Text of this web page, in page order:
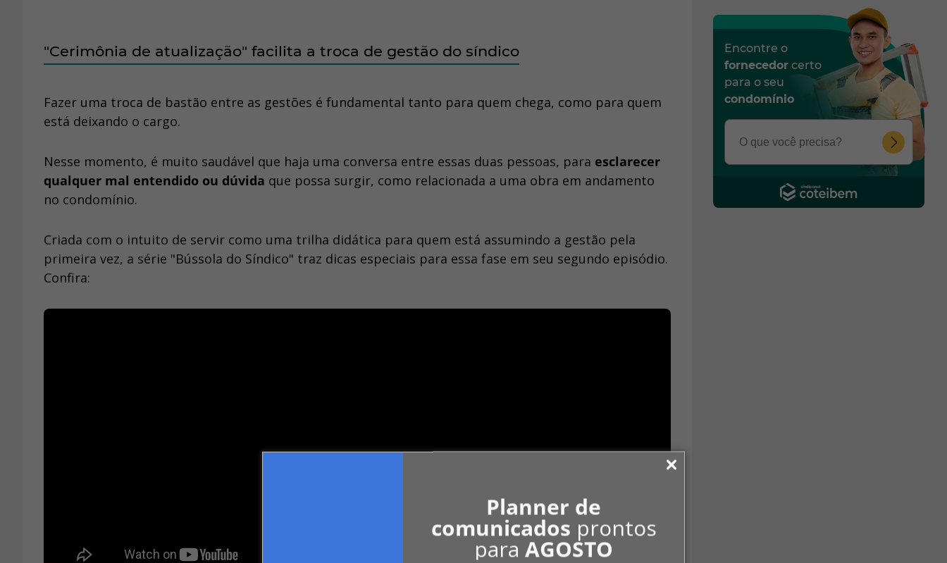
Planner de
comunicados prontos
paraAGOSTO
"Cerimônia de atualização" facilita a troca de gestão do síndico
Fazer uma troca de bastão entre as gestões é fundamental tanto para quem chega, como para quem
está deixando o cargo.
Nesse momento, é muito saudável que haja uma conversa entre essas duas pessoas, para esclarecer
qualquer mal entendido ou dúvida que possa surgir, como relacionada a uma obra em andamento
no condomínio.
Criada com o intuito de servir como uma trilha didática para quem está assumindo a gestão pela
primeira vez, a série "Bússola do Síndico" traz dicas especiais para essa fase em seu segundo episódio.
Confira:
Encontre o
fornecedor certo
para o seu
condomínio